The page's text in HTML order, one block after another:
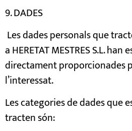
9. DADES
Les dades personals que
a HERETAT MESTRES S.L. han
directament proporcionades
l’interessat.
Les categories de dades que
tracten són: